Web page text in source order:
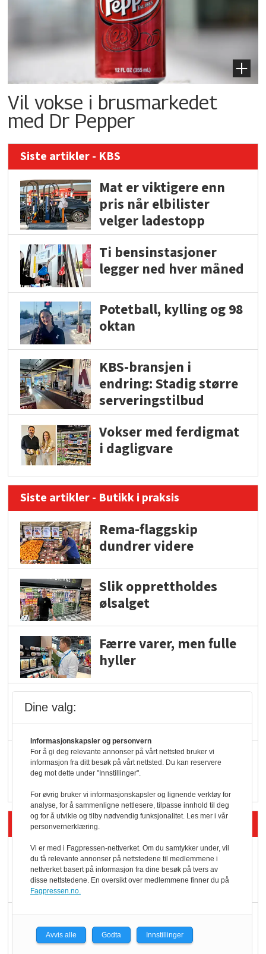
Vil vokse i brusmarkedet
med Dr Pepper
Siste artikler - KBS
Mat er viktigere enn
pris når elbilister
velger ladestopp
Ti bensinstasjoner
legger ned hver måned
Potetball, kylling og 98
oktan
KBS-bransjen i
endring: Stadig større
serveringstilbud
Vokser med ferdigmat
i dagligvare
Siste artikler - Butikk i praksis
Rema-flaggskip
dundrer videre
Slik opprettholdes
ølsalget
Færre varer, men fulle
hyller
Q passerte 1 milliard i
Rema i 2025
Siste artikler - Økologisk
Kolonihagens norske
yoghurt: Trues av
melkemangel
Økologisk Norge sin
Dine valg:
Informasjonskapsler og personvern
For å gi deg relevante annonser på vårt nettsted bruker vi
informasjon fra ditt besøk på vårt nettsted. Du kan reservere
deg mot dette under "Innstillinger".
For øvrig bruker vi informasjonskapsler og lignende verktøy for
analyse, for å sammenligne nettlesere, tilpasse innhold til deg
og for å utvikle og tilby nødvendig funksjonalitet. Les mer i vår
personvernerklæring.
Vi er med i Fagpressen-nettverket. Om du samtykker under, vil
du få relevante annonser på nettstedene til medlemmene i
nettverket basert på informasjon fra dine besøk på tvers av
disse nettstedene. En oversikt over medlemmene finner du på
Fagpressen.no.
Avvis alle Godta Innstillinger